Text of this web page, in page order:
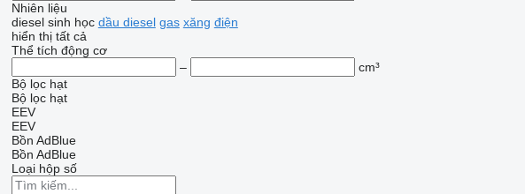
Nhiên liệu
diesel sinh học dầu diesel gas xăng điện
hiển thị tất cả
Thể tích động cơ
–
cm³
Bộ lọc hạt
Bộ lọc hạt
EEV
EEV
Bồn AdBlue
Bồn AdBlue
Loại hộp số